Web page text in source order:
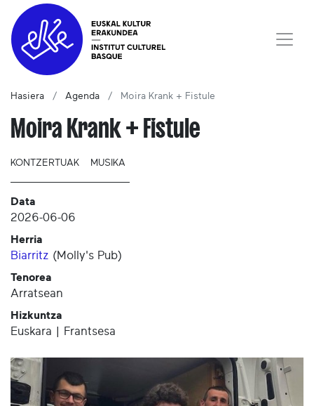
Hasiera Agenda Moira Krank + Fistule
Moira Krank + Fistule
KONTZERTUAK MUSIKA
Data
2026-06-06
Herria
Biarritz (Molly's Pub)
Tenorea
Arratsean
Hizkuntza
Euskara | Frantsesa